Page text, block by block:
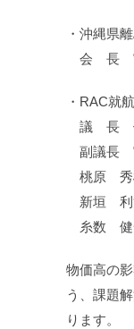
・沖縄県
会 長 宮
・RAC就
議 長 伊
副議長
桃原 秀
新垣 利
糸数 健
物価高の
う、課題
ります。